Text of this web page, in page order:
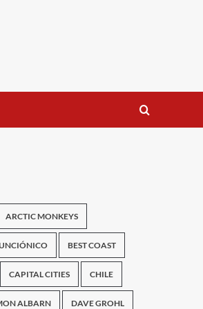
ARCTIC MONKEYS
BEST COAST
CAPITAL CITIES CHILE
ALBARN DAVE GROHL